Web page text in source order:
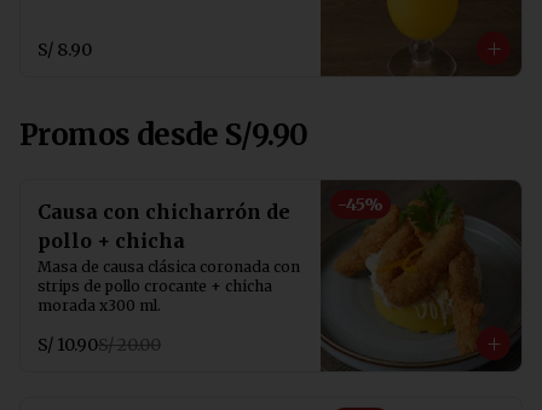
S/ 8.90
Promos desde S/9.90
-45%
Causa con chicharrón de
pollo + chicha
Masa de causa clásica coronada con
strips de pollo crocante + chicha
morada x300 ml.
S/ 10.90S/ 20.00